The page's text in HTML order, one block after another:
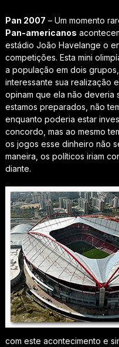
Pan 2007 – Um momento
Pan-americanos
estádio João Havelange o
competições. Esta mini
a população em dois
interessante sua realização
opinam que ela não deveria
estamos preparados, não
enquanto poderia estar
concordo, mas ao mesmo
os jogos esse dinheiro não
maneira, os políticos iriam
diante.
com este acontecimento e